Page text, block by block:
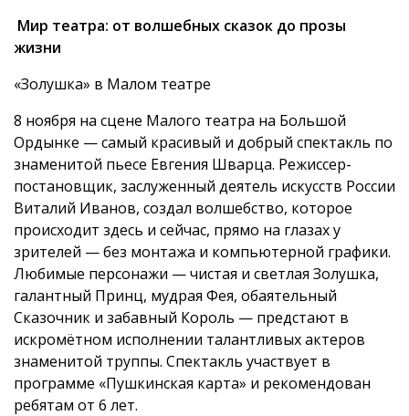
Мир театра: от волшебных сказок до прозы
жизни
«Золушка» в Малом театре
8 ноября на сцене Малого театра на Большой
Ордынке — самый красивый и добрый спектакль по
знаменитой пьесе Евгения Шварца. Режиссер-
постановщик, заслуженный деятель искусств России
Виталий Иванов, создал волшебство, которое
происходит здесь и сейчас, прямо на глазах у
зрителей — без монтажа и компьютерной графики.
Любимые персонажи — чистая и светлая Золушка,
галантный Принц, мудрая Фея, обаятельный
Сказочник и забавный Король — предстают в
искромётном исполнении талантливых актеров
знаменитой труппы. Спектакль участвует в
программе «Пушкинская карта» и рекомендован
ребятам от 6 лет.